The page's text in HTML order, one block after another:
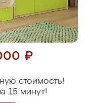
₽
стоимость!
15 минут!